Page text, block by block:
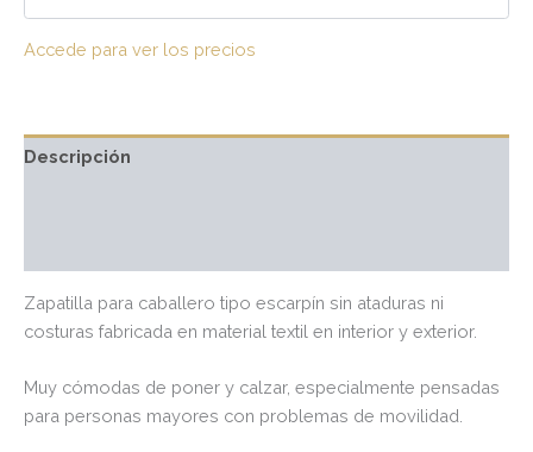
Accede para ver los precios
Descripción
Zapatilla para caballero tipo escarpín sin ataduras ni
costuras fabricada en material textil en interior y exterior.
Muy cómodas de poner y calzar, especialmente pensadas
para personas mayores con problemas de movilidad.